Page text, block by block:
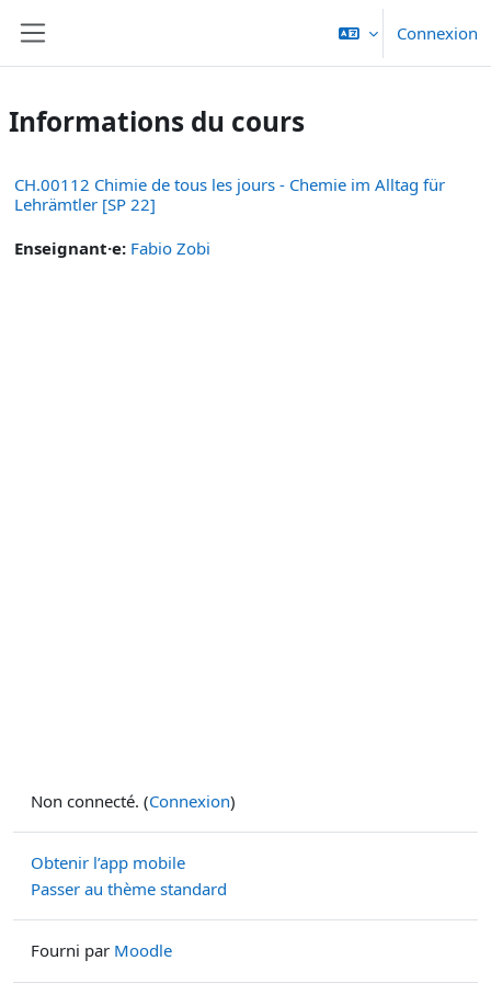
Connexion
Informations du cours
CH.00112 Chimie de tous les jours - Chemie im Alltag für
Lehrämtler [SP 22]
Enseignant·e: Fabio Zobi
Non connecté. (Connexion)
Obtenir l’app mobile
Passer au thème standard
Fourni par Moodle